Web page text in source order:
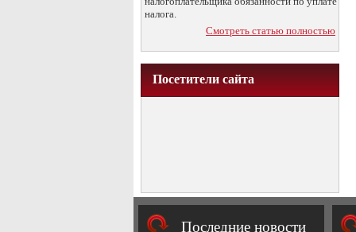
налога.
Смотреть статью полностью
Посетители сайта
Последние новости